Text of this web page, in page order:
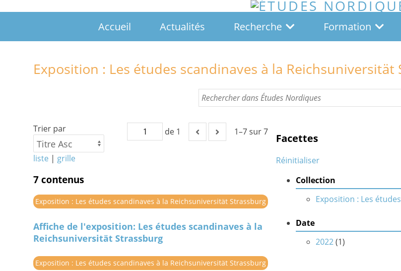
Accueil Actualités Recherche Formation
Exposition : Les études scandinaves à la Reichsuniversität
de 1 1–7 sur 7
Trier par
liste | grille
7 contenus
Exposition : Les études scandinaves à la Reichsuniversität Strassburg
Affiche de l'exposition: Les études scandinaves à la
Reichsuniversität Strassburg
Exposition : Les études scandinaves à la Reichsuniversität Strassburg
Facettes
Réinitialiser
Collection
Exposition : Les
Date
2022(1)